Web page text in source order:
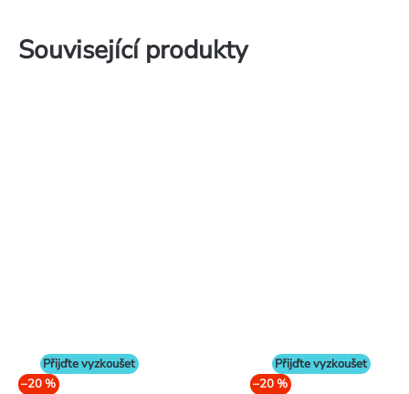
Související produkty
Přijďte vyzkoušet
–20 %
Přijďte vyzkoušet
–20 %